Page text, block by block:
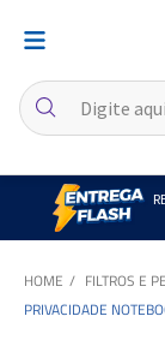
FILTROS E
PRIVACIDADE